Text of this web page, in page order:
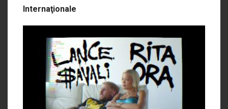
Internaţionale